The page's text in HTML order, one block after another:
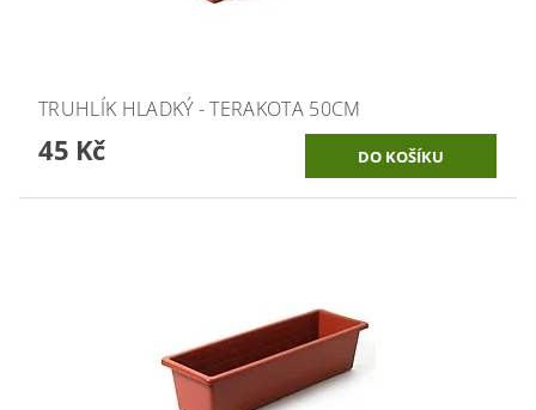
TRUHLÍK HLADKÝ - TERAKOTA 50CM
45 Kč